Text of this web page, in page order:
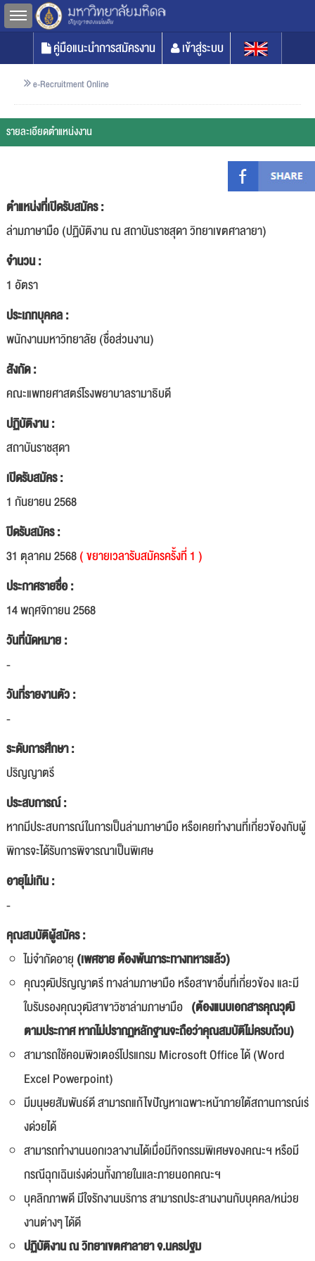
Toggle sidebar
คู่มือแนะนำการสมัครงาน
เข้าสู่ระบบ
e-Recruitment Online
รายละเอียดตำแหน่งงาน
ตำแหน่งที่เปิดรับสมัคร :
ล่ามภาษามือ (ปฏิบัติงาน ณ สถาบันราชสุดา วิทยาเขตศาลายา)
จำนวน :
1 อัตรา
ประเภทบุคคล :
พนักงานมหาวิทยาลัย (ชื่อส่วนงาน)
สังกัด :
คณะแพทยศาสตร์โรงพยาบาลรามาธิบดี
ปฏิบัติงาน :
สถาบันราชสุดา
เปิดรับสมัคร :
1 กันยายน 2568
ปิดรับสมัคร :
31 ตุลาคม 2568( ขยายเวลารับสมัครครั้งที่ 1 )
ประกาศรายชื่อ :
14 พฤศจิกายน 2568
วันที่นัดหมาย :
-
วันที่รายงานตัว :
-
ระดับการศึกษา :
ปริญญาตรี
ประสบการณ์ :
หากมีประสบการณ์ในการเป็นล่ามภาษามือ หรือเคยทำงานที่เกี่ยวข้องกับผู้
พิการจะได้รับการพิจารณาเป็นพิเศษ
อายุไม่เกิน :
-
คุณสมบัติผู้สมัคร :
ไม่จำกัดอายุ (เพศชาย ต้องพ้นภาระทางทหารแล้ว)
คุณวุฒิปริญญาตรี ทางล่ามภาษามือ หรือสาขาอื่นที่เกี่ยวข้อง และมี
ใบรับรองคุณวุฒิสาขาวิชาล่ามภาษามือ (ต้องแนบเอกสารคุณวุฒิ
ตามประกาศ หากไม่ปรากฏหลักฐานจะถือว่าคุณสมบัติไม่ครบถ้วน)
สามารถใช้คอมพิวเตอร์โปรแกรม Microsoft Office ได้ (Word
Excel Powerpoint)
มีมนุษยสัมพันธ์ดี สามารถแก้ไขปัญหาเฉพาะหน้าภายใต้สถานการณ์เร่
งด่วยได้
สามารถทำงานนอกเวลางานได้เมื่อมีกิจกรรมพิเศษของคณะฯ หรือมี
กรณีฉุกเฉินเร่งด่วนทั้งภายในและภายนอกคณะฯ
บุคลิกภาพดี มีใจรักงานบริการ สามารถประสานงานกับบุคคล/หน่วย
งานต่างๆ ได้ดี
ปฏิบัติงาน ณ วิทยาเขตศาลายา จ.นครปฐม